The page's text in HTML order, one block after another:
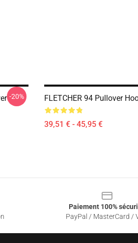
-20% FLETCHER 94 Pullover
39,51 € - 45,95 €
Paiement 100%
PayPal / MasterCard /